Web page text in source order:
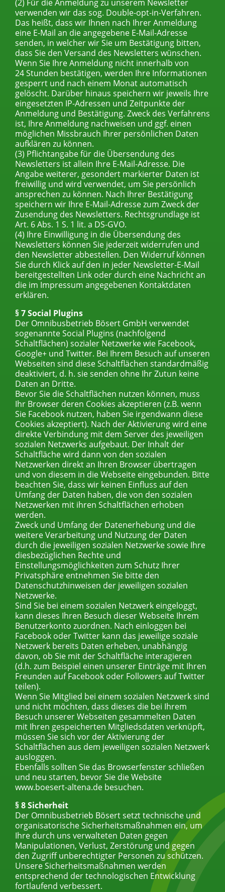
(2) Für die Anmeldung zu unserem Newsletter
verwenden wir das sog. Double-opt-in-Verfahren.
Das heißt, dass wir Ihnen nach Ihrer Anmeldung
eine E-Mail an die angegebene E-Mail-Adresse
senden, in welcher wir Sie um Bestätigung bitten,
dass Sie den Versand des Newsletters wünschen.
Wenn Sie Ihre Anmeldung nicht innerhalb von
24 Stunden bestätigen, werden Ihre Informationen
gesperrt und nach einem Monat automatisch
gelöscht. Darüber hinaus speichern wir jeweils Ihre
eingesetzten IP-Adressen und Zeitpunkte der
Anmeldung und Bestätigung. Zweck des Verfahrens
ist, Ihre Anmeldung nachweisen und ggf. einen
möglichen Missbrauch Ihrer persönlichen Daten
aufklären zu können.
(3) Pflichtangabe für die Übersendung des
Newsletters ist allein Ihre E-Mail-Adresse. Die
Angabe weiterer, gesondert markierter Daten ist
freiwillig und wird verwendet, um Sie persönlich
ansprechen zu können. Nach Ihrer Bestätigung
speichern wir Ihre E-Mail-Adresse zum Zweck der
Zusendung des Newsletters. Rechtsgrundlage ist
Art. 6 Abs. 1 S. 1 lit. a DS-GVO.
(4) Ihre Einwilligung in die Übersendung des
Newsletters können Sie jederzeit widerrufen und
den Newsletter abbestellen. Den Widerruf können
Sie durch Klick auf den in jeder Newsletter-E-Mail
bereitgestellten Link oder durch eine Nachricht an
die im Impressum angegebenen Kontaktdaten
erklären.
§ 7 Social Plugins
Der Omnibusbetrieb Bösert GmbH verwendet
sogenannte Social Plugins (nachfolgend
Schaltflächen) sozialer Netzwerke wie Facebook,
Google+ und Twitter. Bei Ihrem Besuch auf unseren
Webseiten sind diese Schaltflächen standardmäßig
deaktiviert, d. h. sie senden ohne Ihr Zutun keine
Daten an Dritte.
Bevor Sie die Schaltflächen nutzen können, muss
Ihr Browser deren Cookies akzeptieren (z.B. wenn
Sie Facebook nutzen, haben Sie irgendwann diese
Cookies akzeptiert). Nach der Aktivierung wird eine
direkte Verbindung mit dem Server des jeweiligen
sozialen Netzwerks aufgebaut. Der Inhalt der
Schaltfläche wird dann von den sozialen
Netzwerken direkt an Ihren Browser übertragen
und von diesem in die Webseite eingebunden. Bitte
beachten Sie, dass wir keinen Einfluss auf den
Umfang der Daten haben, die von den sozialen
Netzwerken mit ihren Schaltflächen erhoben
werden.
Zweck und Umfang der Datenerhebung und die
weitere Verarbeitung und Nutzung der Daten
durch die jeweiligen sozialen Netzwerke sowie Ihre
diesbezüglichen Rechte und
Einstellungsmöglichkeiten zum Schutz Ihrer
Privatsphäre entnehmen Sie bitte den
Datenschutzhinweisen der jeweiligen sozialen
Netzwerke.
Sind Sie bei einem sozialen Netzwerk eingeloggt,
kann dieses Ihren Besuch dieser Webseite Ihrem
Benutzerkonto zuordnen. Nach einloggen bei
Facebook oder Twitter kann das jeweilige soziale
Netzwerk bereits Daten erheben, unabhängig
davon, ob Sie mit der Schaltfläche interagieren
(d.h. zum Beispiel einen unserer Einträge mit Ihren
Freunden auf Facebook oder Followers auf Twitter
teilen).
Wenn Sie Mitglied bei einem sozialen Netzwerk sind
und nicht möchten, dass dieses die bei Ihrem
Besuch unserer Webseiten gesammelten Daten
mit Ihren gespeicherten Mitgliedsdaten verknüpft,
müssen Sie sich vor der Aktivierung der
Schaltflächen aus dem jeweiligen sozialen Netzwerk
ausloggen.
Ebenfalls sollten Sie das Browserfenster schließen
und neu starten, bevor Sie die Website
www.boesert-altena.de besuchen.
§ 8 Sicherheit
Der Omnibusbetrieb Bösert setzt technische und
organisatorische Sicherheitsmaßnahmen ein, um
Ihre durch uns verwalteten Daten gegen
Manipulationen, Verlust, Zerstörung und gegen
den Zugriff unberechtigter Personen zu schützen.
Unsere Sicherheitsmaßnahmen werden
entsprechend der technologischen Entwicklung
fortlaufend verbessert.